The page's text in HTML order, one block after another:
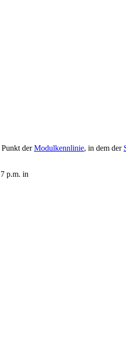
derModulkennlinie, in dem der
p.m. in